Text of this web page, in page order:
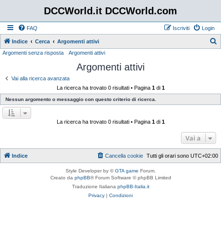
DCCWorld.it DCCWorld.com
FAQ Login
Iscriviti
Indice Cerca Argomenti attivi
Argomenti senza risposta Argomenti attivi
Argomenti attivi
Vai alla ricerca avanzata
La ricerca ha trovato 0 risultati • Pagina 1di 1
Nessun argomento o messaggio con questo criterio di ricerca.
La ricerca ha trovato 0 risultati • Pagina 1di 1
Vai a
Indice Tutti gli orari sono UTC+02:00
Cancella cookie
Style Developer by ©GTA game Forum.
Creato da phpBB® Forum Software © phpBB Limited
Traduzione Italiana phpBB-Italia.it
Privacy | Condizioni